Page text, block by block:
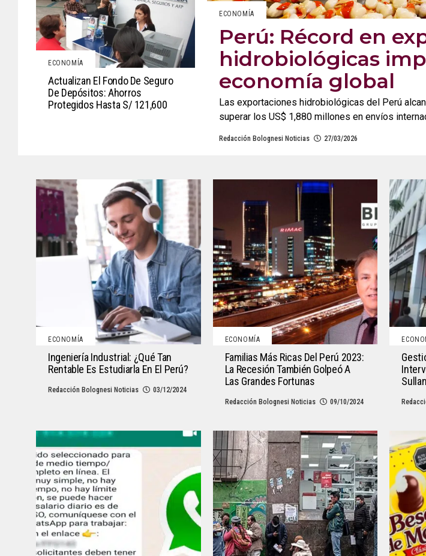
ECONOMÍA
Perú: Récord en
hidrobiológicas
economía global
Las exportaciones hidrobiológicas del Perú
superar los US$ 1,880 millones en envíos
Redacción Bolognesi Noticias 27/03/2026
ECONOMÍA
Actualizan El Fondo De Seguro
De Depósitos: Ahorros
Protegidos Hasta S/ 121,600
ECONOMÍA
Ingeniería Industrial: ¿qué Tan
Rentable Es Estudiarla En El Perú?
Redacción Bolognesi Noticias 03/12/2024
ECONOMÍA
Familias Más Ricas Del Perú 2023:
La Recesión También Golpeó A
Las Grandes Fortunas
Redacción Bolognesi Noticias 09/10/2024